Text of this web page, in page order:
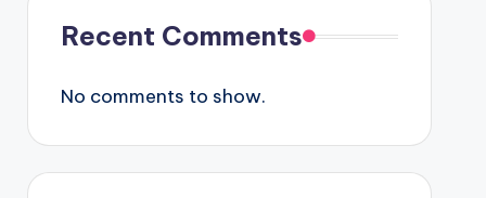
Recent Comments
No comments to show.